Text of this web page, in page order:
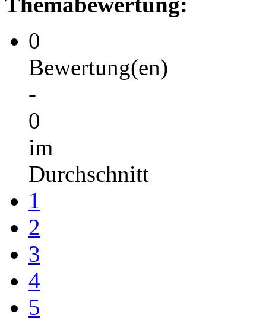
0
Bewertung(en)
-
0
im
Durchschnitt
1
2
3
4
5